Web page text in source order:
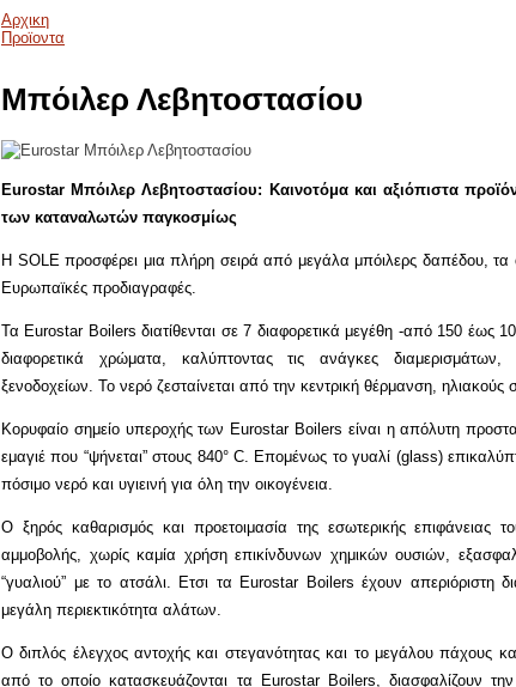
Μπόιλερ Λεβητοστασίου
Eurostar Μπόιλερ Λεβητοστασίου: Καινοτόμα και αξιόπιστα
των καταναλωτών παγκοσμίως
Η SOLE προσφέρει μια πλήρη σειρά από μεγάλα μπόιλερς δαπέδου,
Ευρωπαϊκές προδιαγραφές.
Τα Eurostar Boilers διατίθενται σε 7 διαφορετικά μεγέθη -από 150 έως
διαφορετικά χρώματα, καλύπτοντας τις ανάγκες
ξενοδοχείων. Το νερό ζεσταίνεται από την κεντρική θέρμανση, ηλιακούς
Κορυφαίο σημείο υπεροχής των Eurostar Boilers είναι η απόλυτη
εμαγιέ που “ψήνεται” στους 840° C. Επομένως το γυαλί (glass)
πόσιμο νερό και υγιεινή για όλη την οικογένεια.
Ο ξηρός καθαρισμός και προετοιμασία της εσωτερικής επιφάνειας
αμμοβολής, χωρίς καμία χρήση επικίνδυνων χημικών ουσιών,
“γυαλιού” με το ατσάλι. Ετσι τα Eurostar Boilers έχουν απεριόριστη
μεγάλη περιεκτικότητα αλάτων.
Ο διπλός έλεγχος αντοχής και στεγανότητας και το μεγάλου πάχους
από το οποίο κατασκευάζονται τα Eurostar Boilers, διασφαλίζουν
Αρχικη
Προϊοντα